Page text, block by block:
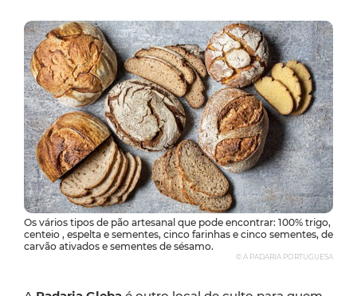
Os vários tipos de pão artesanal que pode encontrar: 100% trigo,
centeio , espelta e sementes, cinco farinhas e cinco sementes, de
carvão ativados e sementes de sésamo.
© A PADARIA PORTUGUESA